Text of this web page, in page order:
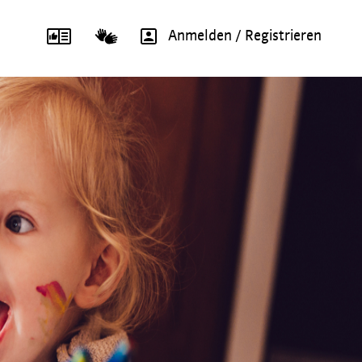
Anmelden / Registrieren